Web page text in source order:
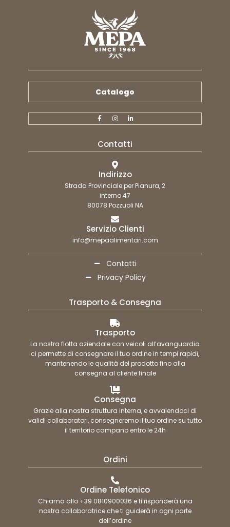
Catalogo
Contatti
Indirizzo
Strada Provinciale per Pianura, 2
interno 47
80078 Pozzuoli NA
Servizio Clienti
info@mepaalimentari.com
Contatti
Privacy Policy
Trasporto & Consegna
Trasporto
La nostra flotta aziendale con veicoli all’avanguardia
ci permette di consegnare il tuo ordine in tempi rapidi,
mantenendo le qualità del prodotto fino alla
consegna al cliente finale
Consegna
Grazie alla nostra struttura interna, e avvalendoci di
validi collaboratori, consegneremo il tuo ordine su tutto
il territorio campano entro le 24h
Ordini
Ordine Telefonico
Chiama allo +39 0810900036 e ti risponderà una
nostra collaboratrice che ti guiderà in ogni parte
dell’ordine